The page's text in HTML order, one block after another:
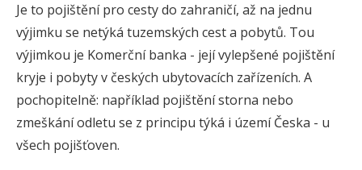
Je to pojištění pro cesty do zahraničí, až na jednu
výjimku se netýká tuzemských cest a pobytů. Tou
výjimkou je Komerční banka - její vylepšené pojištění
kryje i pobyty v českých ubytovacích zařízeních. A
pochopitelně: například pojištění storna nebo
zmeškání odletu se z principu týká i území Česka - u
všech pojišťoven.